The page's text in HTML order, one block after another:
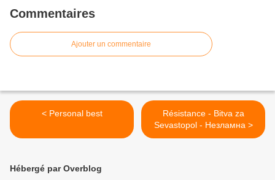
Commentaires
Ajouter un commentaire
< Personal best
Résistance - Bitva za
Sevastopol - Незламна >
Hébergé par Overblog